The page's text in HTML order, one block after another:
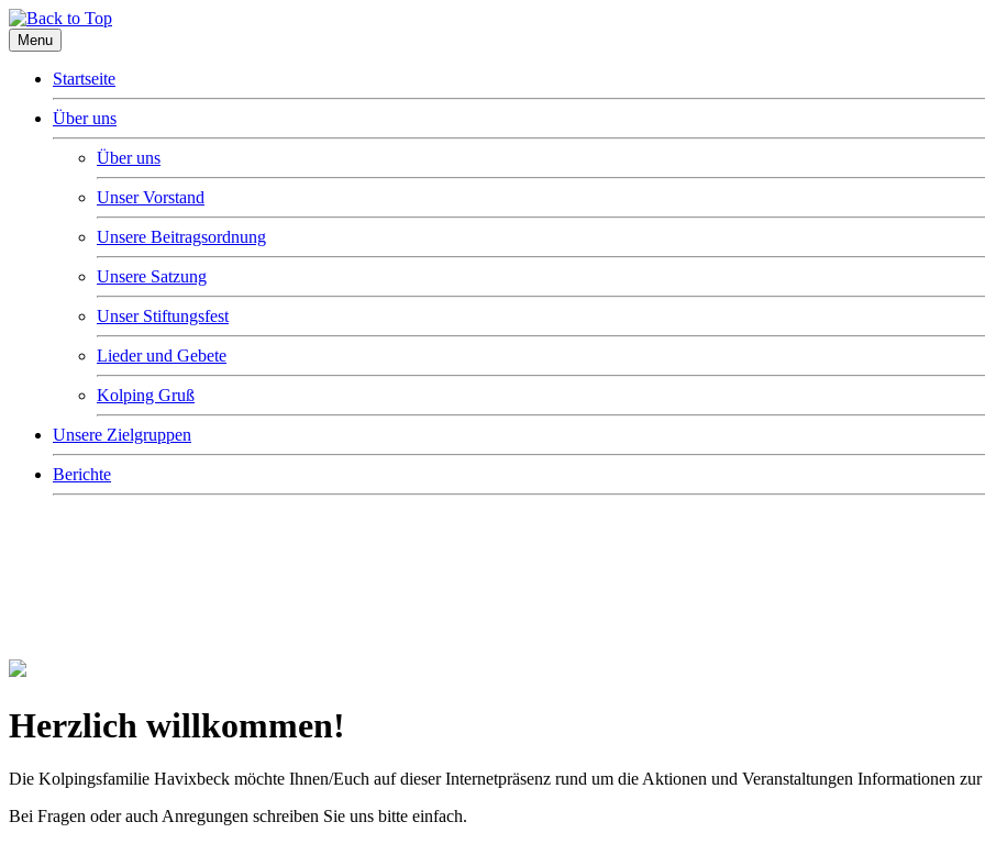
Menu
Startseite
Über uns
Über uns
Unser Vorstand
Unsere Beitragsordnung
Unsere Satzung
Unser Stiftungsfest
Lieder und Gebete
Kolping Gruß
Unsere Zielgruppen
Berichte
Herzlich willkommen!
Die Kolpingsfamilie Havixbeck möchte Ihnen/Euch auf dieser Internetpräsenz rund um die Aktionen und Veranstaltungen Informationen
Bei Fragen oder auch Anregungen schreiben Sie uns bitte einfach.